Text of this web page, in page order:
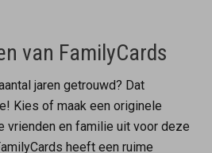
van FamilyCards
jaren getrouwd? Dat
Kies of maak een originele
vrienden en familie uit voor deze
heeft een ruime